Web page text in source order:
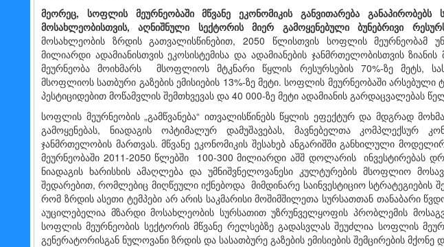
მეორეც,
სოფლის მეურნეობაში მწვანე ეკონომიკის განვითარება
მოსახლეობისთვის, აღნიშნული სექტორის მიერ გამოყენებული ბუნებრივი
მოსახლეობის ზრდის გათვალისწინებით, 2050 წლისთვის სოფლის მეურნეობამ
მილიარდი ადამიანისთვის ეკოსისტემისა და ადამიანების ჯანმრთელობისთვის
მეურნეობა მოიხმარს მსოფლიოს მტკნარი წყლის რესურსების 70%-ზე მეტს,
მსოფლიოს სათბური გაზების ემისიების 13%-ზე მეტი. სოფლის მეურნეობაში არსებული
პესტიციდებით მოწამვლის შემთხვევას და 40 000-ზე მეტი ადამიანის გარდაცვალებას
სოფლის მეურნეობის „გამწვანება“ ითვალისწინებს წყლის ეფექტურ და მდგრად
გამოყენებას, ნიადაგის ოპტიმალურ დამუშავებას, მავნებელთა კომპლექსურ
ჯანმრთელობის მართვას. მწვანე ეკონომიკის შესახებ ანგარიშში განხილული
მეურნეობაში 2011-2050 წლებში 100-300 მილიარდი აშშ დოლარის ინვესტირებას
ნიადაგის ხარისხის ამაღლება და უმნიშვნელოვანესი კულტურების მსოფლიო
შედარებით, რომლებიც მიღწეული იქნებოდა მიმდინარე საინვესტიციო სტრატეგიების
რომ ზრდის ასეთი ტემპები არ არის საკმარისი მოშიმშილეთა სურსათთან თანაბარი
აუცილებელია მზარდი მოსახლეობის სურსათით უზრუნველყოფის პრობლემის
სოფლის მეურნეობის სექტორის მწვანე რელსებზე გადასვლას შეუძლია სოფლის
გენერატორისგან ნულოვანი ზრდის და სასათბურე გაზების ემისიების შემცირების მქონე